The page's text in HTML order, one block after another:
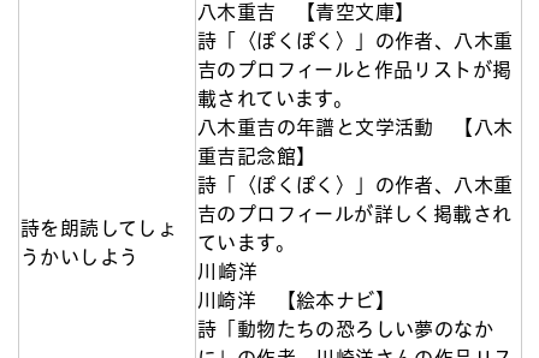
詩を朗読してしょ
うかいしよう
八木重吉 【青空文庫】
詩「〈ぽくぽく〉」の作者、八木重
吉のプロフィールと作品リストが掲
載されています。
八木重吉の年譜と文学活動 【八木
重吉記念館】
詩「〈ぽくぽく〉」の作者、八木重
吉のプロフィールが詳しく掲載され
ています。
川崎洋
川崎洋 【絵本ナビ】
詩「動物たちの恐ろしい夢のなか